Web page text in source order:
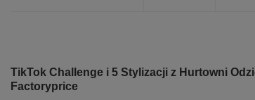
TikTok Challenge i 5 Stylizacji z Hurtowni
Factoryprice